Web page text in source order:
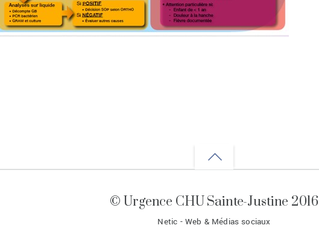
Back
top
© Urgence CHU Sainte-Justine 2016
Netic - Web & Médias sociaux